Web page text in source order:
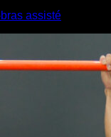
assisté